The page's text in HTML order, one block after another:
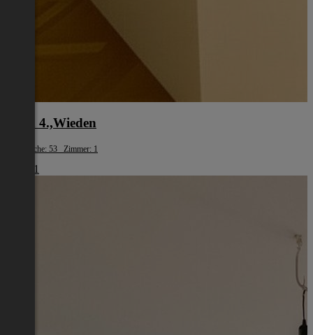
Wien 4.,Wieden
Wohnfläche: 53 Zimmer: 1
€ 1.461